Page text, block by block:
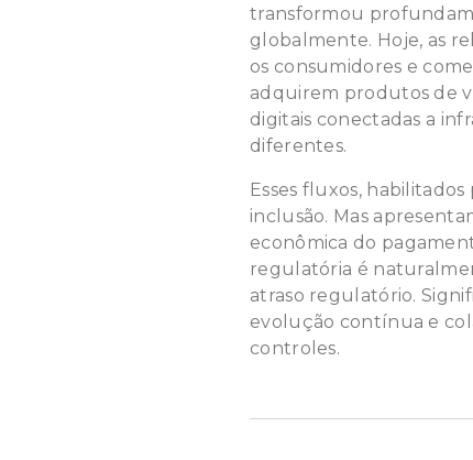
transformou
globalmente. Hoje, as
os consumidores e
adquirem produtos de
digitais conectadas a
diferentes.
Esses fluxos,
inclusão. Mas
econômica do
regulatória é
atraso regulatório.
evolução contínua e
controles.